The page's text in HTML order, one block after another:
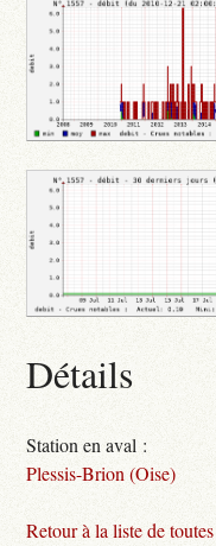
Détails
Station en aval :
Plessis-Brion (Oise)
Retour à la liste de